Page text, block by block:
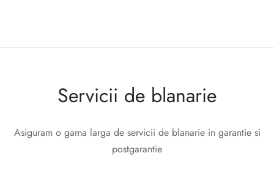
Servicii de blanarie
Asiguram o gama larga de servicii de blanarie in garantie si
postgarantie